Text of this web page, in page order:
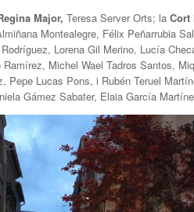
Major, Teresa Server Orts; la Cort
Montealegre, Félix Peñarrubia
Lorena Gil Merino, Lucía
Michel Wael Tadros Santos,
Pepe Lucas Pons, i Rubén Teruel
Gámez Sabater, Elaia García